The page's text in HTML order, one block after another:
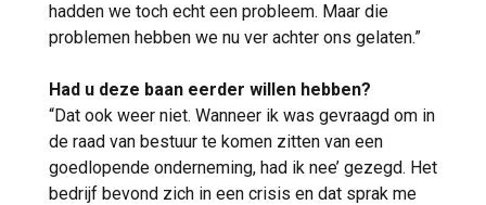
hadden we toch echt een probleem. Maar die
problemen hebben we nu ver achter ons gelaten.”
Had u deze baan eerder willen hebben?
“Dat ook weer niet. Wanneer ik was gevraagd om in
de raad van bestuur te komen zitten van een
goedlopende onderneming, had ik nee’ gezegd. Het
bedrijf bevond zich in een crisis en dat sprak me